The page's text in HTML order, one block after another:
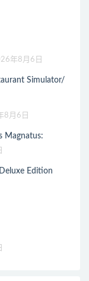
年8月6日
Simulator/
8月6日
Magnatus:
Edition